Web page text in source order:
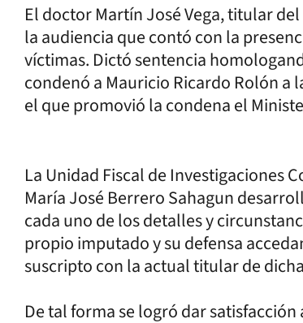
El doctor Martín José Vega, titular
la audiencia que contó con la
víctimas. Dictó sentencia
condenó a Mauricio Ricardo Rolón
el que promovió la condena el
La Unidad Fiscal de Investigaciones
María José Berrero Sahagun
cada uno de los detalles y
propio imputado y su defensa
suscripto con la actual titular de
De tal forma se logró dar